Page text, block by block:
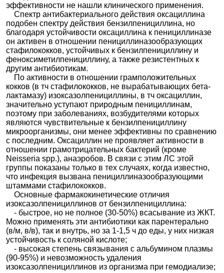
эффективности не нашли клинического применения.
Спектр антибактериального действия оксациллина
подобен спектру действия бензилпенициллина, но
благодаря устойчивости оксациллина к пенициллиназе
он активен в отношении пенициллиназообразующих
стафилококков, устойчивых к бензилпенициллину и
феноксиметилпенициллину, а также резистентных к
другим антибиотикам.
По активности в отношении грамположительных
кокков (в тч стафилококков, не вырабатывающих бета-
лактамазу) изоксазолпенициллины, в тч оксациллин,
значительно уступают природным пенициллинам,
поэтому при заболеваниях, возбудителями которых
являются чувствительные к бензилпенициллину
микроорганизмы, они менее эффективны по сравнению
с последним. Оксациллин не проявляет активности в
отношении грамотрицательных бактерий (кроме
Neisseria spp.), анаэробов. В связи с этим ЛС этой
группы показаны только в тех случаях, когда известно,
что инфекция вызвана пенициллиназообразующими
штаммами стафилококков.
Основные фармакокинетические отличия
изоксазолпенициллинов от бензилпенициллина:
- быстрое, но не полное (30-50%) всасывание из ЖКТ.
Можно применять эти антибиотики как парентерально
(в/м, в/в), так и внутрь, но за 1-1,5 ч до еды, у них низкая
устойчивость к соляной кислоте;
- высокая степень связывания с альбумином плазмы
(90-95%) и невозможность удаления
изоксазолпенициллинов из организма при гемодиализе;